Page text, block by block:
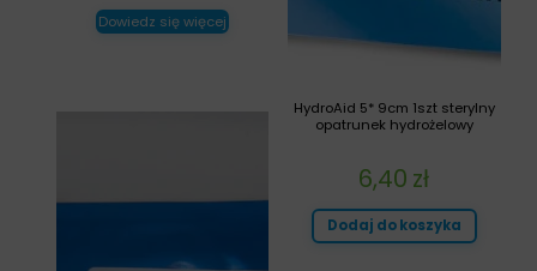
HydroAid 5* 9cm 1szt sterylny
opatrunek hydrożelowy
6,40 zł
Dodaj do koszyka
Dowiedz się więcej